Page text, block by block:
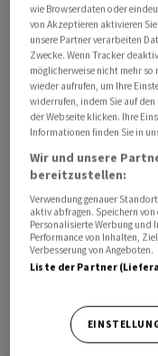
Daten zur
Volkswirtschaft der
Hinweise auf die
Fed liefern könnten.
die Inflation in den
abgeschwächt hat.
Experten erwarten
Januar unter die
die Teuerung
anvisierten
letzten beiden
dass noch ein paar
wie Browserdaten oder
von Akzeptieren aktivieren
unsere Partner verarbeiten
Zwecke. Wenn Tracker
möglicherweise nicht mehr so
wieder aufrufen, um Ihre
widerrufen, indem Sie auf
der Webseite klicken. Ihre
Informationen finden Sie in
Wir und unsere
bereitzustellen:
Verwendung genauer
aktiv abfragen. Speichern
Personalisierte Werbung und
Performance von Inhalten,
Verbesserung von Angeboten.
Liste der Partner